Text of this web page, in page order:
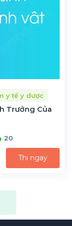
y tế y dược
Trưởng Của
20
Thi ngay